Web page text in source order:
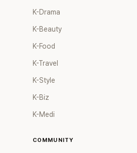
K-Drama
K-Beauty
K-Food
K-Travel
K-Style
K-Biz
K-Medi
COMMUNITY